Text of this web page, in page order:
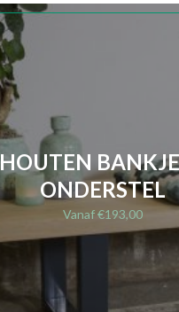
HOUTEN
ONDERSTEL
Vanaf€193,00